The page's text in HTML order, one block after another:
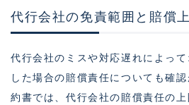
代行会社の免責範囲と賠償
代行会社のミスや対応遅れによっ
した場合の賠償責任についても確
約書では、代行会社の賠償責任の